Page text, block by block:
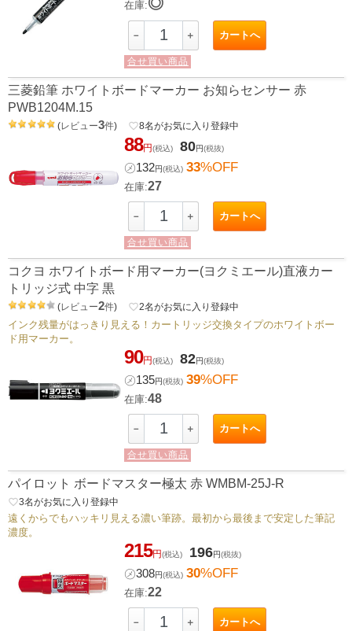
在庫:
－ ＋ カートへ
合せ買い商品
三菱鉛筆 ホワイトボードマーカー お知らセンサー 赤
PWB1204M.15
(レビュー3件) favorite_border8名がお気に入り登録中
88円(税込) 80円(税抜)
㋱132円(税込) 33%OFF
在庫:27
－ ＋ カートへ
合せ買い商品
コクヨ ホワイトボード用マーカー(ヨクミエール)直液カー
トリッジ式 中字 黒
(レビュー2件) favorite_border2名がお気に入り登録中
インク残量がはっきり見える！カートリッジ交換タイプのホワイトボー
ド用マーカー。
90円(税込) 82円(税抜)
㋱135円(税抜) 39%OFF
在庫:48
－ ＋ カートへ
合せ買い商品
パイロット ボードマスター極太 赤 WMBM-25J-R
favorite_border3名がお気に入り登録中
遠くからでもハッキリ見える濃い筆跡。最初から最後まで安定した筆記
濃度。
215円(税込) 196円(税抜)
㋱308円(税込) 30%OFF
在庫:22
－ ＋ カートへ